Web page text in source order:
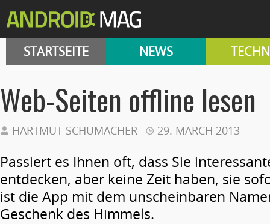
STARTSEITE NEWS
Web-Seiten offline lesen
HARTMUT SCHUMACHER 29. MARCH 2013
Passiert es Ihnen oft, dass Sie
entdecken, aber keine Zeit haben, sie
ist die App mit dem unscheinbaren
Geschenk des Himmels.